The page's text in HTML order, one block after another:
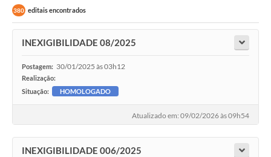
380 editais encontrados
INEXIGIBILIDADE 08/2025
Postagem: 30/01/2025 às 03h12
Realização:
Situação:
HOMOLOGADO
Atualizado em: 09/02/2026 às 09h54
INEXIGIBILIDADE 006/2025